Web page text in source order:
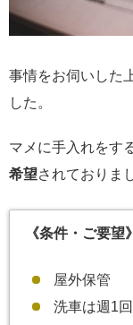
事情をお伺いした
した。
マメに手入れをす
希望されておりま
《条件・ご要望》
屋外保管
洗車は週1